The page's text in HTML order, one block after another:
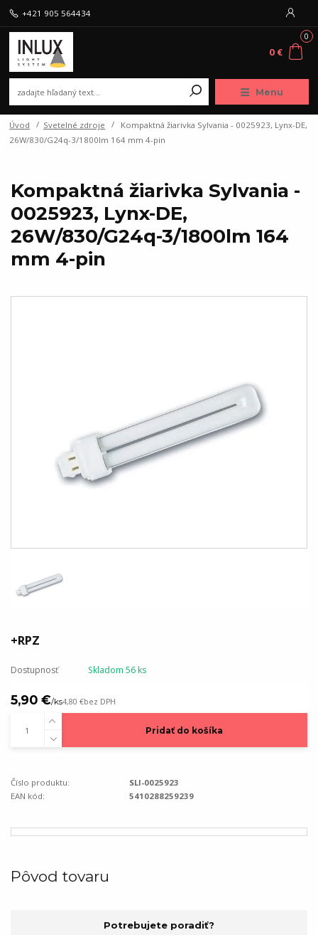
Menu
+421 905 564434
0
0 €
Úvod Svetelné zdroje
Kompaktná žiarivka Sylvania - 0025923, Lynx-DE,
26W/830/G24q-3/1800lm 164 mm 4-pin
Kompaktná žiarivka Sylvania -
0025923, Lynx-DE,
26W/830/G24q-3/1800lm 164
mm 4-pin
+RPZ
Dostupnosť Skladom 56 ks
5,90 €/ks4,80 €bez DPH
Pridať do košíka
Číslo produktu:
SLI-0025923
EAN kód:
5410288259239
Pôvod tovaru
Potrebujete poradiť?